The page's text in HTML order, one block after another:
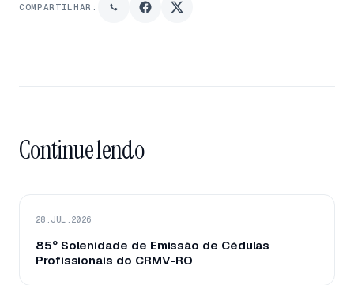
COMPARTILHAR:
Continue lendo
28.JUL.2026
85º Solenidade de Emissão de Cédulas
Profissionais do CRMV-RO